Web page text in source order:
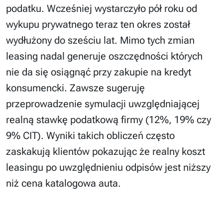
podatku. Wcześniej wystarczyło pół roku od
wykupu prywatnego teraz ten okres został
wydłużony do sześciu lat. Mimo tych zmian
leasing nadal generuje oszczędności których
nie da się osiągnąć przy zakupie na kredyt
konsumencki. Zawsze sugeruję
przeprowadzenie symulacji uwzględniającej
realną stawkę podatkową firmy (12%, 19% czy
9% CIT). Wyniki takich obliczeń często
zaskakują klientów pokazując że realny koszt
leasingu po uwzględnieniu odpisów jest niższy
niż cena katalogowa auta.